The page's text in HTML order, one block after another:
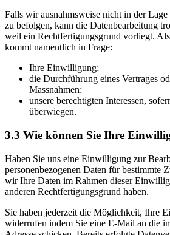
Falls wir ausnahmsweise nicht in der Lage
zu befolgen, kann die Datenbearbeitung
weil ein Rechtfertigungsgrund vorliegt.
kommt namentlich in Frage:
Ihre Einwilligung;
die Durchführung eines Vertrages
Massnahmen;
unsere berechtigten Interessen,
überwiegen.
3.3 Wie können Sie Ihre
Haben Sie uns eine Einwilligung zur
personenbezogenen Daten für bestimmte
wir Ihre Daten im Rahmen dieser
anderen Rechtfertigungsgrund haben.
Sie haben jederzeit die Möglichkeit, Ihre
widerrufen indem Sie eine E-Mail an die